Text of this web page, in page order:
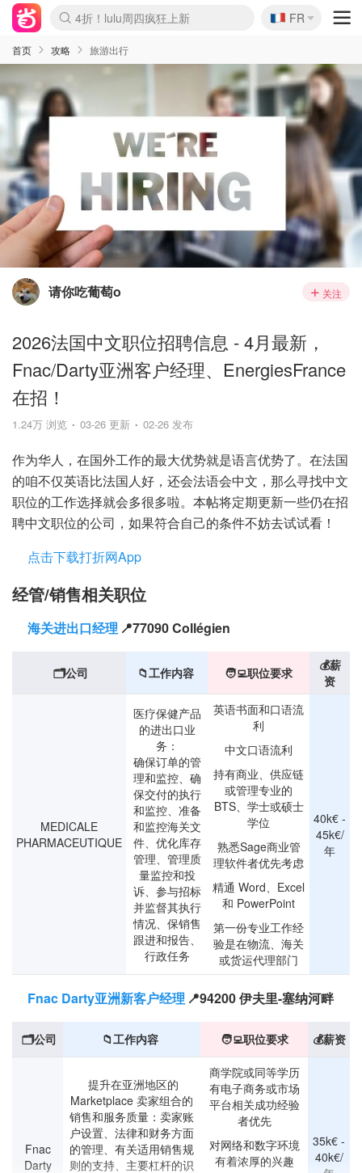
Boticinal 夏促开抢！
4折！lulu周四疯狂上新
还没结束！&OtherStories大促
Joybuy变相75折 随时失效
速领！Stanley独家85折
疑似霸哥！Camper额外叠85折
Zalando 奥莱闪促！每日更新
Moncler反季囤！5折起+叠9折
Coach Brooklyn仅€192
🇫🇷
FR
首页 攻略 旅游出行
请你吃葡萄o 关注
2026法国中文职位招聘信息 - 4月最新，
Fnac/Darty亚洲客户经理、EnergiesFrance
在招！
1.24万 浏览 03-26 更新 02-26 发布
作为华人，在国外工作的最大优势就是语言优势了。在法国
的咱不仅英语比法国人好，还会法语会中文，那么寻找中文
职位的工作选择就会多很多啦。本帖将定期更新一些仍在招
聘中文职位的公司，如果符合自己的条件不妨去试试看！
点击下载打折网App
经管/销售相关职位
海关进出口经理 📍77090 Collégien
🗂️公司 📁工作内容 🧑‍💻职位要求
💰薪
资
MEDICALE
PHARMACEUTIQUE
医疗保健产品
的进出口业
务：
确保订单的管
理和监控、确
保交付的执行
和监控、准备
和监控海关文
件、优化库存
管理、管理质
量监控和投
诉、参与招标
并监督其执行
情况、保销售
跟进和报告、
行政任务
英语书面和口语流
利
中文口语流利
持有商业、供应链
或管理专业的
BTS、学士或硕士
学位
熟悉Sage商业管
理软件者优先考虑
精通 Word、Excel
和 PowerPoint
第一份专业工作经
验是在物流、海关
或货运代理部门
40k€ -
45k€/
年
Fnac Darty亚洲新客户经理 📍94200 伊夫里-塞纳河畔
🗂️公司 📁工作内容 🧑‍💻职位要求 💰薪资
Fnac
Darty
提升在亚洲地区的
Marketplace 卖家组合的
销售和服务质量：卖家账
户设置、法律和财务方面
的管理、有关适用销售规
则的支持、主要杠杆的识
商学院或同等学历
有电子商务或市场
平台相关成功经验
者优先
对网络和数字环境
有着浓厚的兴趣
35k€ -
40k€/